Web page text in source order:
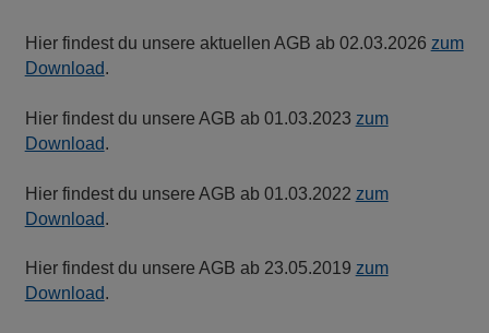
SIM-Karte aktivieren und registrieren
Hier findest du unsere aktuellen AGB ab 02.03.2026 zum
Download.
Hier findest du unsere AGB ab 01.03.2023 zum
Download.
Hier findest du unsere AGB ab 01.03.2022 zum
Download.
Hier findest du unsere AGB ab 23.05.2019 zum
Download.